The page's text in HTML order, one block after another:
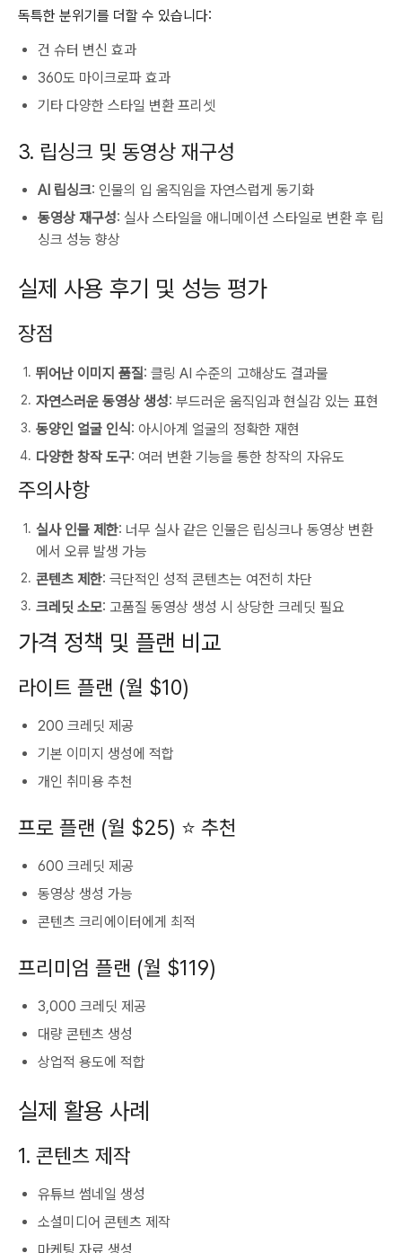
독특한 분위기를 더할 수 있습니다:
건 슈터 변신 효과
360도 마이크로파 효과
기타 다양한 스타일 변환 프리셋
3. 립싱크 및 동영상 재구성
AI 립싱크: 인물의 입 움직임을 자연스럽게 동기화
동영상 재구성: 실사 스타일을 애니메이션 스타일로 변환 후 립
싱크 성능 향상
실제 사용 후기 및 성능 평가
장점
뛰어난 이미지 품질: 클링 AI 수준의 고해상도 결과물
자연스러운 동영상 생성: 부드러운 움직임과 현실감 있는 표현
동양인 얼굴 인식 : 아시아계 얼굴의 정확한 재현
다양한 창작 도구: 여러 변환 기능을 통한 창작의 자유도
주의사항
실사 인물 제한: 너무 실사 같은 인물은 립싱크나 동영상 변환
에서 오류 발생 가능
콘텐츠 제한: 극단적인 성적 콘텐츠는 여전히 차단
크레딧 소모: 고품질 동영상 생성 시 상당한 크레딧 필요
가격 정책 및 플랜 비교
라이트 플랜 (월 $10)
200 크레딧 제공
기본 이미지 생성에 적합
개인 취미용 추천
프로 플랜 (월 $25) ⭐ 추천
600 크레딧 제공
동영상 생성 가능
콘텐츠 크리에이터에게 최적
프리미엄 플랜 (월 $119)
3,000 크레딧 제공
대량 콘텐츠 생성
상업적 용도에 적합
실제 활용 사례
1. 콘텐츠 제작
유튜브 썸네일 생성
소셜미디어 콘텐츠 제작